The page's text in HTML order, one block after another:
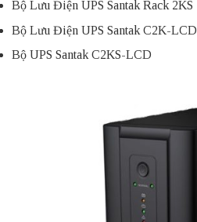
Bộ Lưu Điện UPS Santak Rack 2KS
Bộ Lưu Điện UPS Santak C2K-LCD
Bộ UPS Santak C2KS-LCD